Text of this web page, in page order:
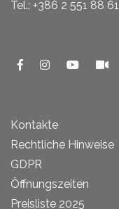
Tel.: +386 2 551 88 61
Kontakte
Rechtliche Hinweise
GDPR
Öffnungszeiten
Preisliste 2025